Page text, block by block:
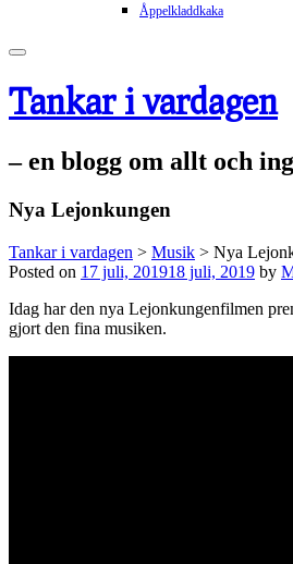
Åppelkladdkaka
Tankar i vardagen
– en blogg om allt och
Nya Lejonkungen
Tankar i vardagen > Musik > Nya
Posted on 17 juli, 201918 juli, 2019 by
Idag har den nya Lejonkungenfilmen
gjort den fina musiken.